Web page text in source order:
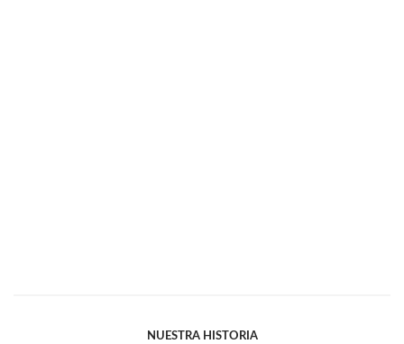
NUESTRA HISTORIA